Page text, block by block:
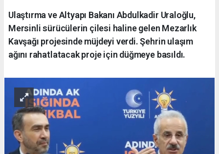
Ulaştırma ve Altyapı Bakanı Abdulkadir Uraloğlu,
Mersinli sürücülerin çilesi haline gelen Mezarlık
Kavşağı projesinde müjdeyi verdi. Şehrin ulaşım
ağını rahatlatacak proje için düğmeye basıldı.